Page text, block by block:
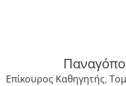
Επίκουρος Καθηγητής,